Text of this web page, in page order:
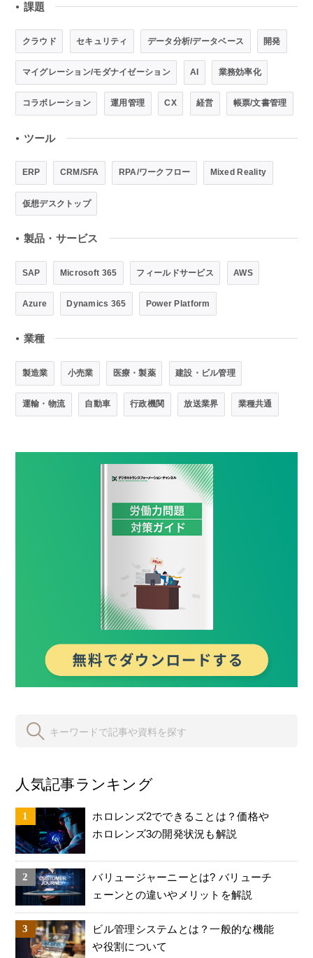
● 課題
クラウド セキュリティ データ分析/データベース 開発
マイグレーション/モダナイゼーション AI 業務効率化
コラボレーション 運用管理 CX 経営 帳票/文書管理
● ツール
ERP CRM/SFA RPA/ワークフロー Mixed Reality
仮想デスクトップ
● 製品・サービス
SAP Microsoft 365 フィールドサービス AWS
Azure Dynamics 365 Power Platform
● 業種
製造業 小売業 医療・製薬 建設・ビル管理
運輸・物流 自動車 行政機関 放送業界 業種共通
人気記事ランキング
ホロレンズ2でできることは？価格や
ホロレンズ3の開発状況も解説
バリュージャーニーとは? バリューチ
ェーンとの違いやメリットを解説
ビル管理システムとは？一般的な機能
や役割について